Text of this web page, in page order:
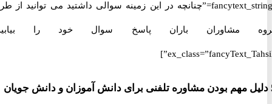
fancytext_strings=”چنانچه در این زمینه سوالی داشتید می توانید از طریق
مشاوران باران پاسخ سوال خود را بیابید.”